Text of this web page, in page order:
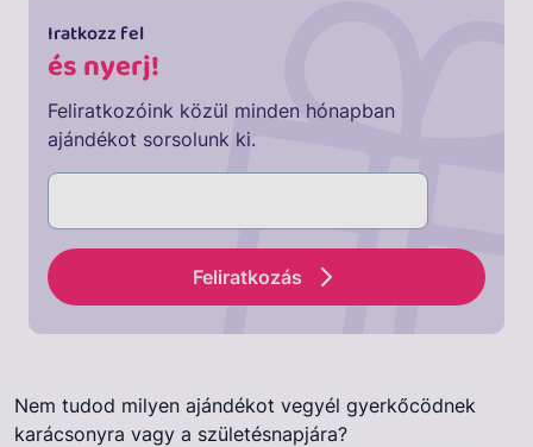
Iratkozz fel
és nyerj!
Feliratkozóink közül minden hónapban
ajándékot sorsolunk ki.
Feliratkozás
Nem tudod milyen ajándékot vegyél gyerkőcödnek
karácsonyra vagy a születésnapjára?